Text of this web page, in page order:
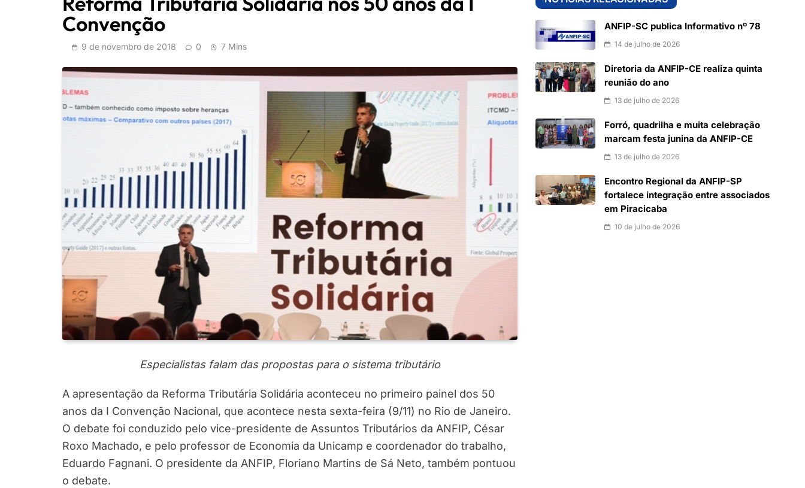
Convenção
9 de novembro de 2018 0 7 Mins
Especialistas falam das propostas para o sistema tributário
A apresentação da Reforma Tributária Solidária aconteceu no primeiro painel dos 50
anos da I Convenção Nacional, que acontece nesta sexta-feira (9/11) no Rio de Janeiro.
O debate foi conduzido pelo vice-presidente de Assuntos Tributários da ANFIP, César
Roxo Machado, e pelo professor de Economia da Unicamp e coordenador do trabalho,
Eduardo Fagnani. O presidente da ANFIP, Floriano Martins de Sá Neto, também pontuou
o debate.
ANFIP-SC publica Informativo nº 78
14 de julho de 2026
Diretoria da ANFIP-CE realiza quinta
reunião do ano
13 de julho de 2026
Forró, quadrilha e muita celebração
marcam festa junina da ANFIP-CE
13 de julho de 2026
Encontro Regional da ANFIP-SP
fortalece integração entre associados
em Piracicaba
10 de julho de 2026